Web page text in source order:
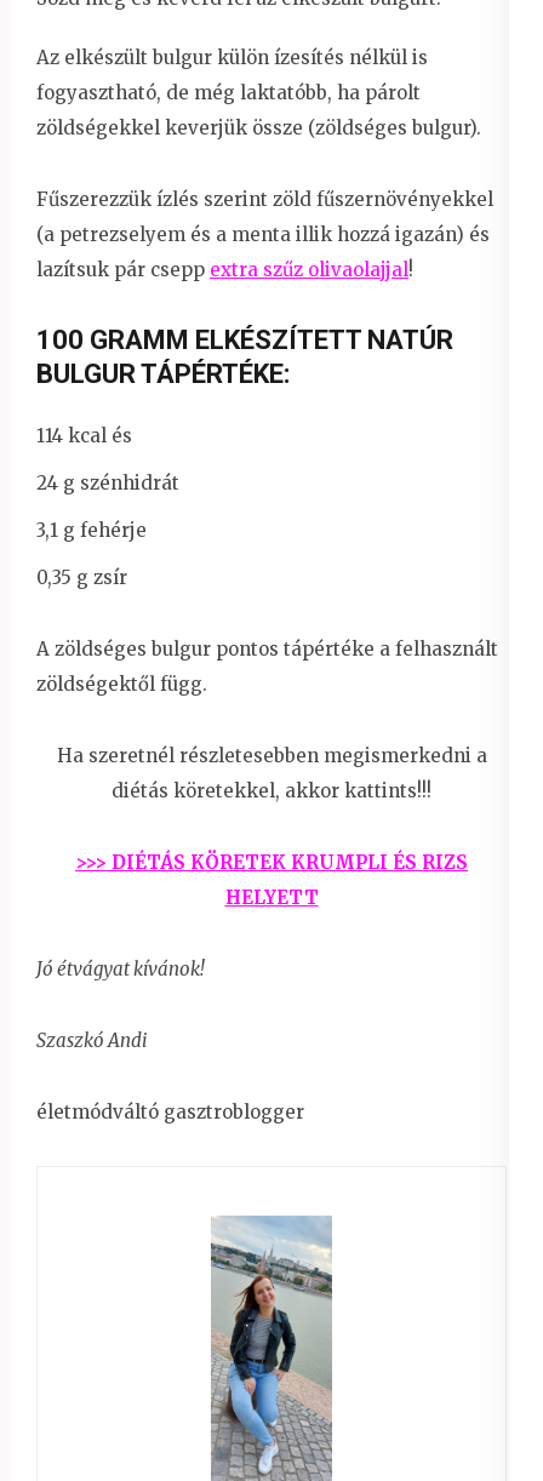
Az elkészült bulgur külön ízesítés nélkül is
fogyasztható, de még laktatóbb, ha párolt
zöldségekkel keverjük össze (zöldséges bulgur).
Fűszerezzük ízlés szerint zöld fűszernövényekkel
(a petrezselyem és a menta illik hozzá igazán) és
lazítsuk pár csepp extra szűz olivaolajjal!
100 GRAMM ELKÉSZÍTETT NATÚR
BULGUR TÁPÉRTÉKE:
114 kcal és
24 g szénhidrát
3,1 g fehérje
0,35 g zsír
A zöldséges bulgur pontos tápértéke a felhasznált
zöldségektől függ.
Ha szeretnél részletesebben megismerkedni a
diétás köretekkel, akkor kattints!!!
>>> DIÉTÁS KÖRETEK KRUMPLI ÉS RIZS
HELYETT
Jó étvágyat kívánok!
Szaszkó Andi
életmódváltó gasztroblogger